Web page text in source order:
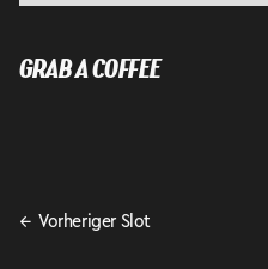
← Vorheriger Slot
GRAB A COFFEE